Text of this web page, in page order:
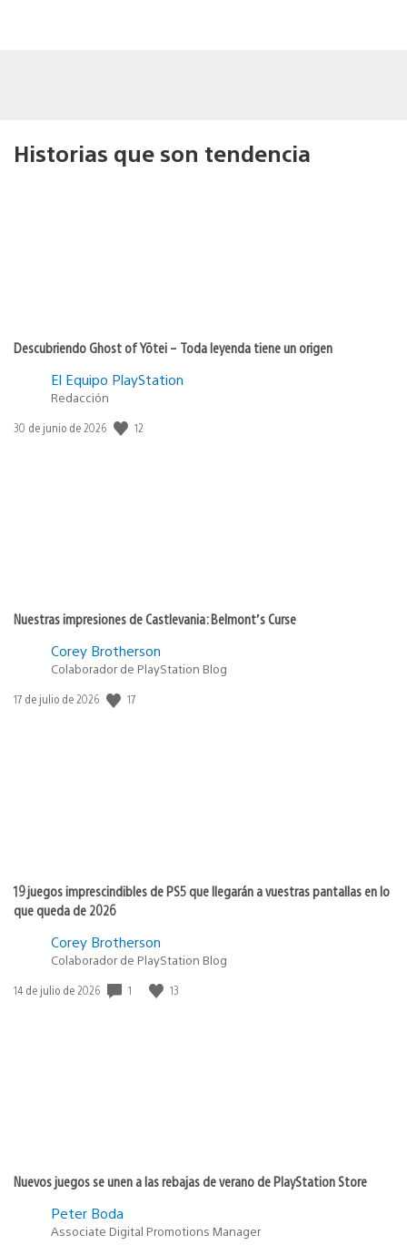
Historias que son tendencia
Descubriendo Ghost of Yōtei – Toda leyenda tiene un origen
El Equipo PlayStation
Redacción
Fecha
30 de junio de 2026 12
Nuestras impresiones de Castlevania: Belmont’s Curse
Corey Brotherson
Colaborador de PlayStation Blog
Fecha
17 de julio de 2026 17
19 juegos imprescindibles de PS5 que llegarán a vuestras pantallas en lo
que queda de 2026
Corey Brotherson
Colaborador de PlayStation Blog
Fecha
14 de julio de 2026 1 13
Nuevos juegos se unen a las rebajas de verano de PlayStation Store
Peter Boda
Associate Digital Promotions Manager